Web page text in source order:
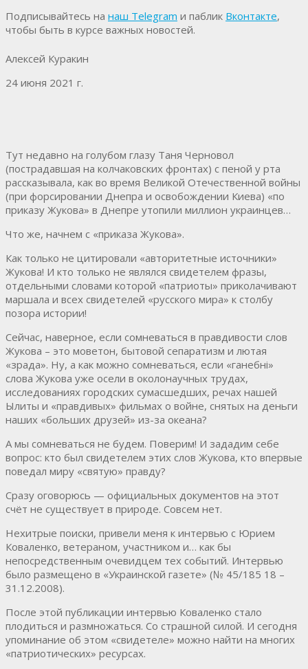
Подписывайтесь на наш Telegram и паблик Вконтакте,
чтобы быть в курсе важных новостей.
Алексей Куракин
24 июня 2021 г.
Тут недавно на голубом глазу Таня Черновол
(пострадавшая на колчаковских фронтах) с пеной у рта
рассказывала, как во время Великой Отечественной войны
(при форсировании Днепра и освобождении Киева) «по
приказу Жукова» в Днепре утопили миллион украинцев…
Что же, начнем с «приказа Жукова».
Как только не цитировали «авторитетные источники»
Жукова! И кто только не являлся свидетелем фразы,
отдельными словами которой «патриоты» приколачивают
маршала и всех свидетелей «русского мира» к столбу
позора истории!
Сейчас, наверное, если сомневаться в правдивости слов
Жукова – это моветон, бытовой сепаратизм и лютая
«зрада». Ну, а как можно сомневаться, если «ганебні»
слова Жукова уже осели в околонаучных трудах,
исследованиях городских сумасшедших, речах нашей
Ылиты и «правдивых» фильмах о войне, снятых на деньги
наших «больших друзей» из-за океана?
А мы сомневаться не будем. Поверим! И зададим себе
вопрос: кто был свидетелем этих слов Жукова, кто впервые
поведал миру «святую» правду?
Сразу оговорюсь — официальных документов на этот
счёт не существует в природе. Совсем нет.
Нехитрые поиски, привели меня к интервью с Юрием
Коваленко, ветераном, участником и… как бы
непосредственным очевидцем тех событий. Интервью
было размещено в «Украинской газете» (№ 45/185 18 –
31.12.2008).
После этой публикации интервью Коваленко стало
плодиться и размножаться. Со страшной силой. И сегодня
упоминание об этом «свидетеле» можно найти на многих
«патриотических» ресурсах.